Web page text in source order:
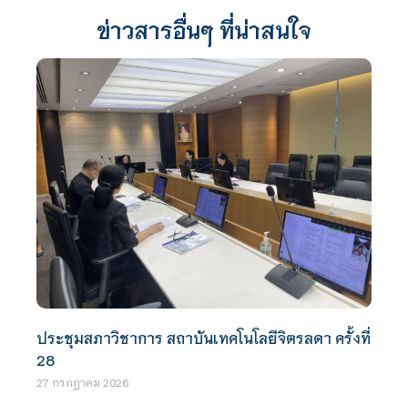
ข่าวสารอื่นๆ ที่น่าสนใจ
ประชุมสภาวิชาการ สถาบันเทคโนโลยีจิตรลดา ครั้งที่
28
27 กรกฎาคม 2026